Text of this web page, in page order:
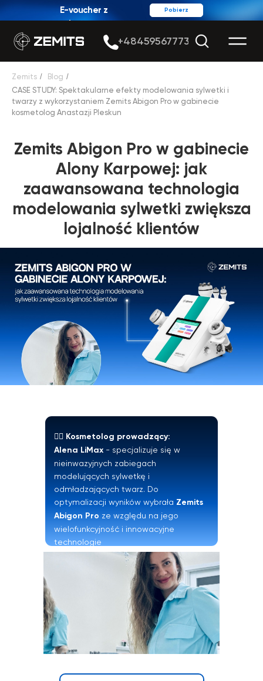
Pobierz
E-voucher z
rabatem
Zemits / Blog /
CASE STUDY: Spektakularne efekty modelowania sylwetki i
twarzy z wykorzystaniem Zemits Abigon Pro w gabinecie
kosmetolog Anastazji Pleskun
Zemits Abigon Pro w gabinecie
Alony Karpowej: jak
zaawansowana technologia
modelowania sylwetki zwiększa
lojalność klientów
👩‍⚕️ Kosmetolog prowadzący:
Alena LiMax - specjalizuje się w
nieinwazyjnych zabiegach
modelujących sylwetkę i
odmładzających twarz. Do
optymalizacji wyników wybrała Zemits
Abigon Pro ze względu na jego
wielofunkcyjność i innowacyjne
technologie